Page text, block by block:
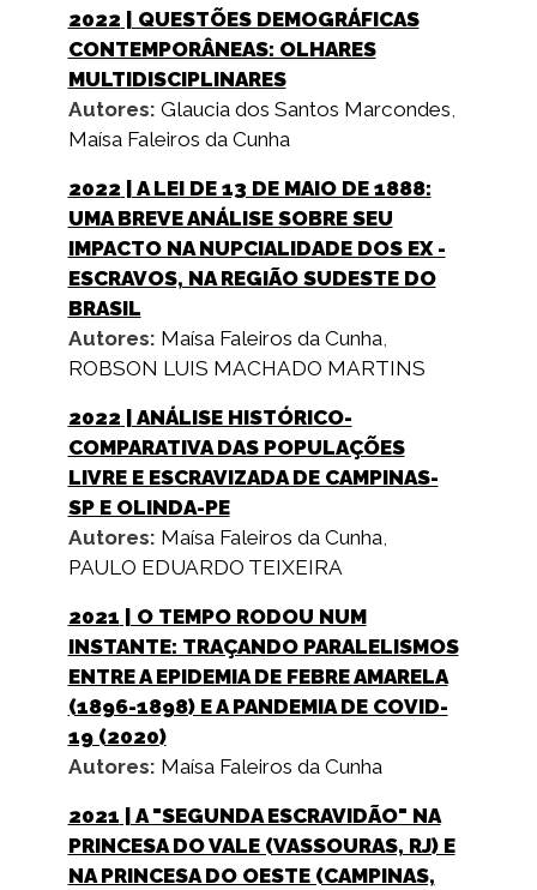
2022 | QUESTÕES DEMOGRÁFICAS
CONTEMPORÂNEAS: OLHARES
MULTIDISCIPLINARES
Autores: Glaucia dos Santos Marcondes,
Maísa Faleiros da Cunha
2022 | A LEI DE 13 DE MAIO DE 1888:
UMA BREVE ANÁLISE SOBRE SEU
IMPACTO NA NUPCIALIDADE DOS EX -
ESCRAVOS, NA REGIÃO SUDESTE DO
BRASIL
Autores: Maísa Faleiros da Cunha,
ROBSON LUIS MACHADO MARTINS
2022 | ANÁLISE HISTÓRICO-
COMPARATIVA DAS POPULAÇÕES
LIVRE E ESCRAVIZADA DE CAMPINAS-
SP E OLINDA-PE
Autores: Maísa Faleiros da Cunha,
PAULO EDUARDO TEIXEIRA
2021 | O TEMPO RODOU NUM
INSTANTE: TRAÇANDO PARALELISMOS
ENTRE A EPIDEMIA DE FEBRE AMARELA
(1896-1898) E A PANDEMIA DE COVID-
19 (2020)
Autores: Maísa Faleiros da Cunha
2021 | A "SEGUNDA ESCRAVIDÃO" NA
PRINCESA DO VALE (VASSOURAS, RJ) E
NA PRINCESA DO OESTE (CAMPINAS,